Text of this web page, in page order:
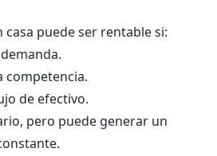
casa puede ser rentable si:
competencia.
de efectivo.
pero puede generar un